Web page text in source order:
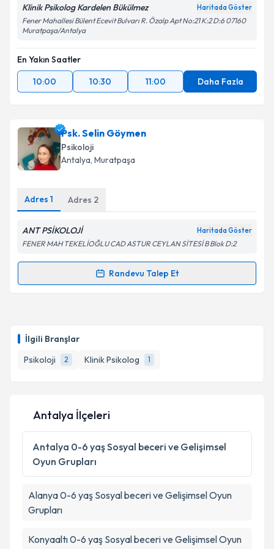
İlgili Branşlar
Psikoloji
2 Klinik Psikolog 1
Klinik Psikolog Kardelen Bükülmez Haritada Göster
Fener Mahallesi Bülent Ecevit Bulvarı R. Özalp Apt No:21 K:2 D:6 07160
Muratpaşa/Antalya
En Yakın Saatler
10:00
10:30 11:00 Daha Fazla
Psk. Selin Göymen
Psikoloji
Antalya, Muratpaşa
Adres 1 Adres 2
ANT PSİKOLOJİ Haritada Göster
FENER MAH TEKELİOĞLU CAD ASTUR CEYLAN SİTESİ B Blok D:2
Randevu Talep Et
Randevu Takvimi Talebi
takvim hazırlandığında e-posta ile bilgilendireceğiz.
E-posta Adresiniz
Kişisel verilerimin işlenmesine ilişkinAydınlatma
Metni
'ni okudum ve kişisel verilerimin belirtilen
kapsamda işlenmesini kabul ediyorum.
Takvim Talebini Gönder
Antalya İlçeleri
Antalya 0-6 yaş Sosyal beceri ve Gelişimsel
Oyun Grupları
Alanya0-6 yaş Sosyal beceri ve Gelişimsel Oyun
Grupları
Konyaaltı0-6 yaş Sosyal beceri ve Gelişimsel Oyun